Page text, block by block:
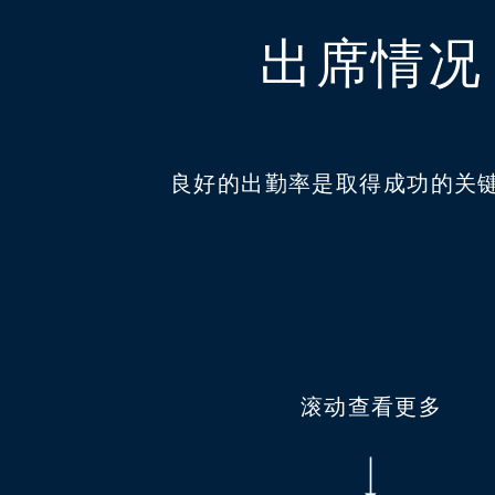
出席情况
良好的出勤率是取得成功的关
滚动查看更多